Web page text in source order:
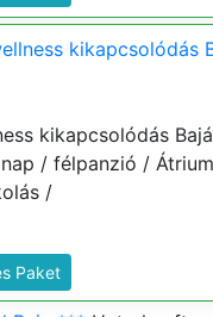
kikapcsolódás
kikapcsolódás
/ félpanzió /
/
Paket